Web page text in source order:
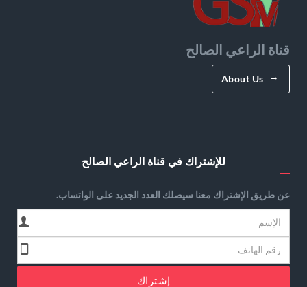
قناة الراعي الصالح
About Us
للإشتراك في قناة الراعي الصالح
عن طريق الإشتراك معنا سيصلك العدد الجديد على الواتساب.
إشتراك